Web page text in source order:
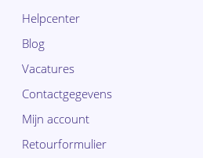
Helpcenter
Blog
Vacatures
Contactgegevens
Mijn account
Retourformulier